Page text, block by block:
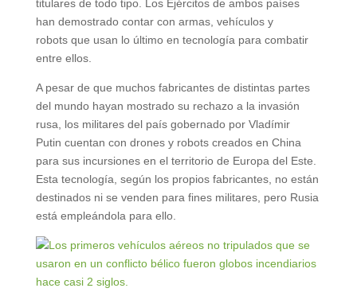
titulares de todo tipo. Los Ejércitos de ambos países
han demostrado contar con armas, vehículos y
robots que usan lo último en tecnología para combatir
entre ellos.
A pesar de que muchos fabricantes de distintas partes
del mundo hayan mostrado su rechazo a la invasión
rusa, los militares del país gobernado por Vladímir
Putin cuentan con drones y robots creados en China
para sus incursiones en el territorio de Europa del Este.
Esta tecnología, según los propios fabricantes, no están
destinados ni se venden para fines militares, pero Rusia
está empleándola para ello.